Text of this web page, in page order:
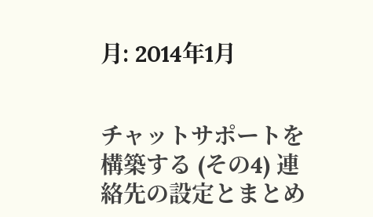
月: 2014年1月
チャットサポートを
構築する (その4) 連
絡先の設定とまとめ